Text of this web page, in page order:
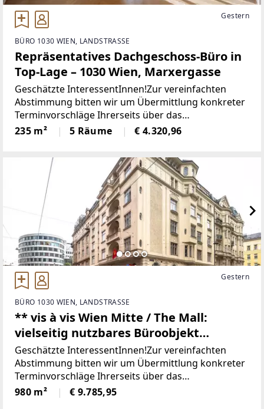
Gestern
BÜRO 1030 WIEN, LANDSTRASSE
Repräsentatives Dachgeschoss-Büro in
Top-Lage – 1030 Wien, Marxergasse
Geschätzte InteressentInnen!Zur vereinfachten
Abstimmung bitten wir um Übermittlung konkreter
Terminvorschläge Ihrerseits über das
Kontaktformular oder um telefonische
Kontaktaufnahme!ERZÄHLEN SIE UNS VON IHREM
235 m² 5 Räume € 4.320,96
Gestern
BÜRO 1030 WIEN, LANDSTRASSE
** vis à vis Wien Mitte / The Mall:
vielseitig nutzbares Büroobjekt
unbefristet mieten **
Geschätzte InteressentInnen!Zur vereinfachten
Abstimmung bitten wir um Übermittlung konkreter
Terminvorschläge Ihrerseits über das
Kontaktformular oder um telefonische
Kontaktaufnahme!ERZÄHLEN SIE UNS VON IHREM
980 m² € 9.785,95